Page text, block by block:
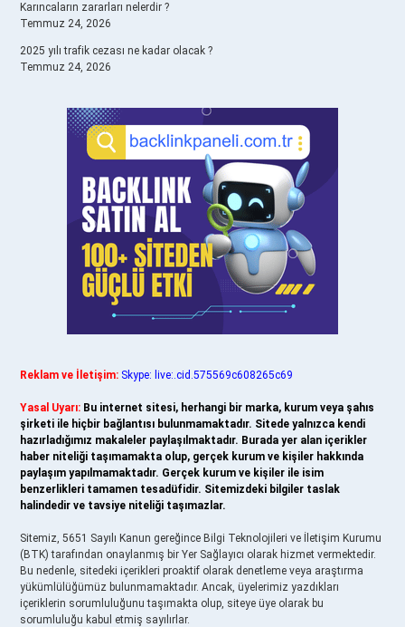
Karıncaların zararları nelerdir ?
Temmuz 24, 2026
2025 yılı trafik cezası ne kadar olacak ?
Temmuz 24, 2026
Reklam ve İletişim: Skype: live:.cid.575569c608265c69
Yasal Uyarı: Bu internet sitesi, herhangi bir marka, kurum veya şahıs
şirketi ile hiçbir bağlantısı bulunmamaktadır. Sitede yalnızca kendi
hazırladığımız makaleler paylaşılmaktadır. Burada yer alan içerikler
haber niteliği taşımamakta olup, gerçek kurum ve kişiler hakkında
paylaşım yapılmamaktadır. Gerçek kurum ve kişiler ile isim
benzerlikleri tamamen tesadüfidir. Sitemizdeki bilgiler taslak
halindedir ve tavsiye niteliği taşımazlar.
Sitemiz, 5651 Sayılı Kanun gereğince Bilgi Teknolojileri ve İletişim Kurumu
(BTK) tarafından onaylanmış bir Yer Sağlayıcı olarak hizmet vermektedir.
Bu nedenle, sitedeki içerikleri proaktif olarak denetleme veya araştırma
yükümlülüğümüz bulunmamaktadır. Ancak, üyelerimiz yazdıkları
içeriklerin sorumluluğunu taşımakta olup, siteye üye olarak bu
sorumluluğu kabul etmiş sayılırlar.